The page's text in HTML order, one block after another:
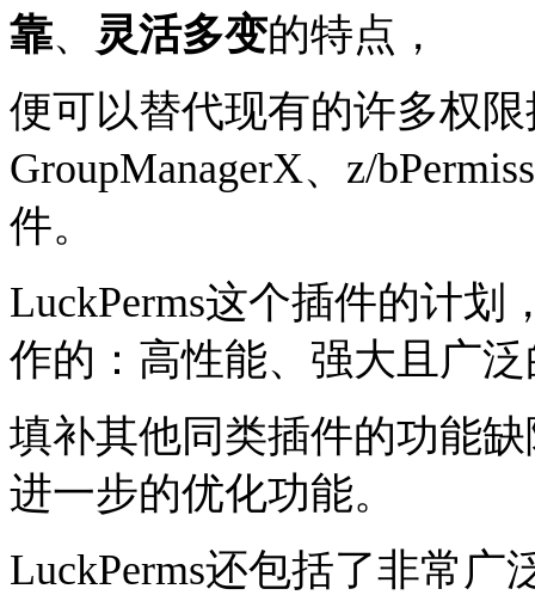
靠、 灵活多变的特点，
便可以替代现有的许多权限
GroupManagerX、z/
件。
LuckPerms这个插件的计
作的：高性能、强大且广
填补其他同类插件的功能
进一步的优化功能。
LuckPerms还包括了非常